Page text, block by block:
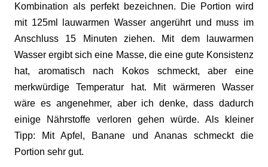
Kombination als perfekt bezeichnen. Die Portion wird
mit 125ml lauwarmen Wasser angerührt und muss im
Anschluss 15 Minuten ziehen. Mit dem lauwarmen
Wasser ergibt sich eine Masse, die eine gute Konsistenz
hat, aromatisch nach Kokos schmeckt, aber eine
merkwürdige Temperatur hat. Mit wärmeren Wasser
wäre es angenehmer, aber ich denke, dass dadurch
einige Nährstoffe verloren gehen würde. Als kleiner
Tipp: Mit Apfel, Banane und Ananas schmeckt die
Portion sehr gut.